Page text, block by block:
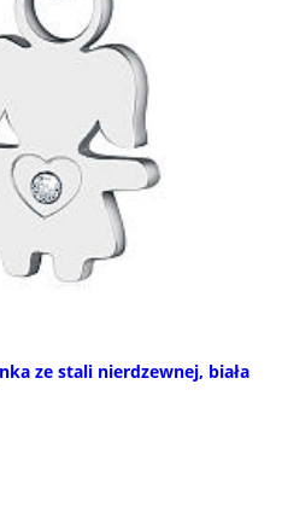
ze stali nierdzewnej, biała